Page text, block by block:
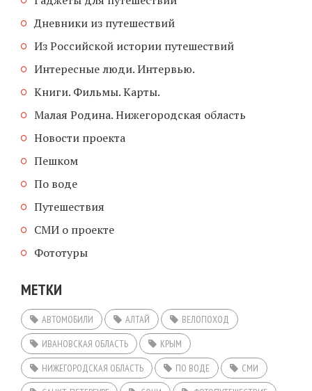
Дневники из путешествий
Из Российской истории путешествий
Интересные люди. Интервью.
Книги. Фильмы. Карты.
Малая Родина. Нижегородская область
Новости проекта
Пешком
По воде
Путешествия
СМИ о проекте
Фототуры
МЕТКИ
АВТОМОБИЛИ АЛТАЙ
ВЕЛОПОХОД
ИВАНОВСКАЯ ОБЛАСТЬ
КРЫМ
НИЖЕГОРОДСКАЯ ОБЛАСТЬ
ПО ВОДЕ
СМИ